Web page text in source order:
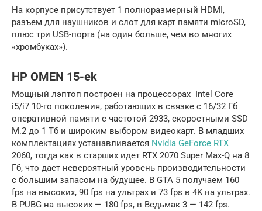
На корпусе присутствует 1 полноразмерный HDMI,
разъем для наушников и слот для карт памяти microSD,
плюс три USB-порта (на один больше, чем во многих
«хромбуках»).
HP OMEN 15-ek
Мощный лэптоп построен на процессорах Intel Core
i5/i7 10-го поколения, работающих в связке с 16/32 Гб
оперативной памяти с частотой 2933, скоростными SSD
M.2 до 1 Тб и широким выбором видеокарт. В младших
комплектациях устанавливается Nvidia GeForce RTX
2060, тогда как в старших идет RTX 2070 Super Max-Q на 8
Гб, что дает невероятный уровень производительности
с большим запасом на будущее. В GTA 5 получаем 160
fps на высоких, 90 fps на ультрах и 73 fps в 4K на ультрах.
В PUBG на высоких — 180 fps, в Ведьмак 3 — 142 fps.